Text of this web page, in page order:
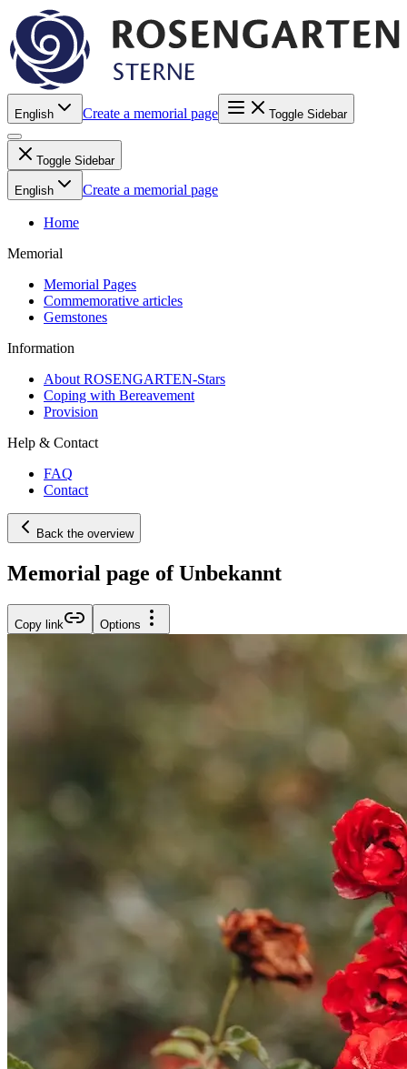
English Create a memorial page Toggle Sidebar
Toggle Sidebar
English Create a memorial page
Home
Memorial
Memorial Pages
Commemorative articles
Gemstones
Information
About ROSENGARTEN-Stars
Coping with Bereavement
Provision
Help & Contact
FAQ
Contact
Back the overview
Memorial page of Unbekannt
Copy link Options